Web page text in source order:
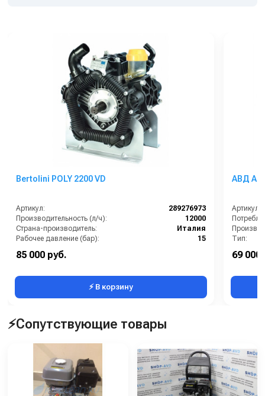
Bertolini POLY 2200 VD
Артикул:
289276973
Производительность (л/ч):
12000
Страна-производитель:
Италия
Рабочее давление (бар):
15
Мощность (кВт):
Масса (кг):
85 000 руб.
⚡ В корзину
АВД
Артикул:
Тип:
Рабочее
69 000
⚡Сопутствующие товары